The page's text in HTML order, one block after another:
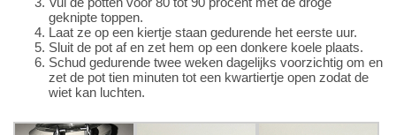
geknipte toppen.
Laat ze op een kiertje staan gedurende het eerste uur.
Sluit de pot af en zet hem op een donkere koele plaats.
Schud gedurende twee weken dagelijks voorzichtig om en
zet de pot tien minuten tot een kwartiertje open zodat de
wiet kan luchten.